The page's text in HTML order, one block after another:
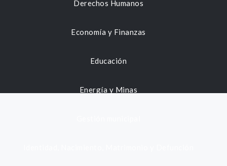
Derechos Humanos
Economía y Finanzas
Educación
Energía y Minas